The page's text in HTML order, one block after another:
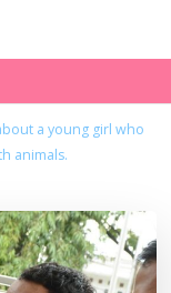
a young girl who
animals.